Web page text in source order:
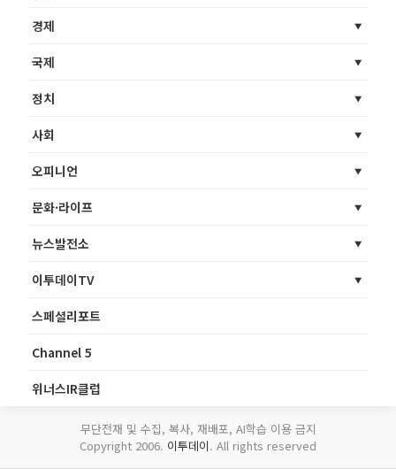
경제
국제
정치
사회
오피니언
문화·라이프
뉴스발전소
이투데이TV
스페셜리포트
Channel 5
위너스IR클럽
무단전재 및 수집, 복사, 재배포, AI학습 이용 금지
Copyright 2006. 이투데이. All rights reserved